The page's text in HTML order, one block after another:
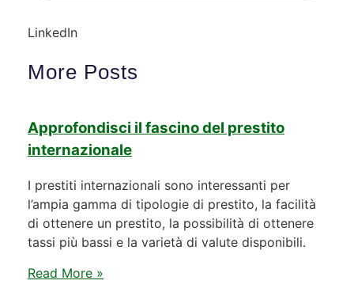
LinkedIn
More Posts
Approfondisci il fascino del prestito
internazionale
I prestiti internazionali sono interessanti per
l’ampia gamma di tipologie di prestito, la facilità
di ottenere un prestito, la possibilità di ottenere
tassi più bassi e la varietà di valute disponibili.
Read More »